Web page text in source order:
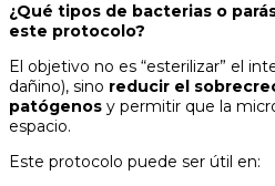
¿Qué tipos de bacterias o
este protocolo?
El objetivo no es “esterilizar” el
dañino), sino reducir el
patógenos y permitir que la
espacio.
Este protocolo puede ser útil en: